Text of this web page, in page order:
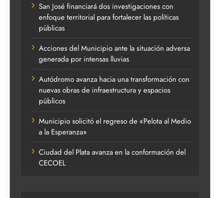
San José financiará dos investigaciones con
enfoque territorial para fortalecer las políticas
públicas
Acciones del Municipio ante la situación adversa
generada por intensas lluvias
Autódromo avanza hacia una transformación con
nuevas obras de infraestructura y espacios
públicos
Municipio solicitó el regreso de «Pelota al Medio
a la Esperanza»
Ciudad del Plata avanza en la conformación del
CECOEL